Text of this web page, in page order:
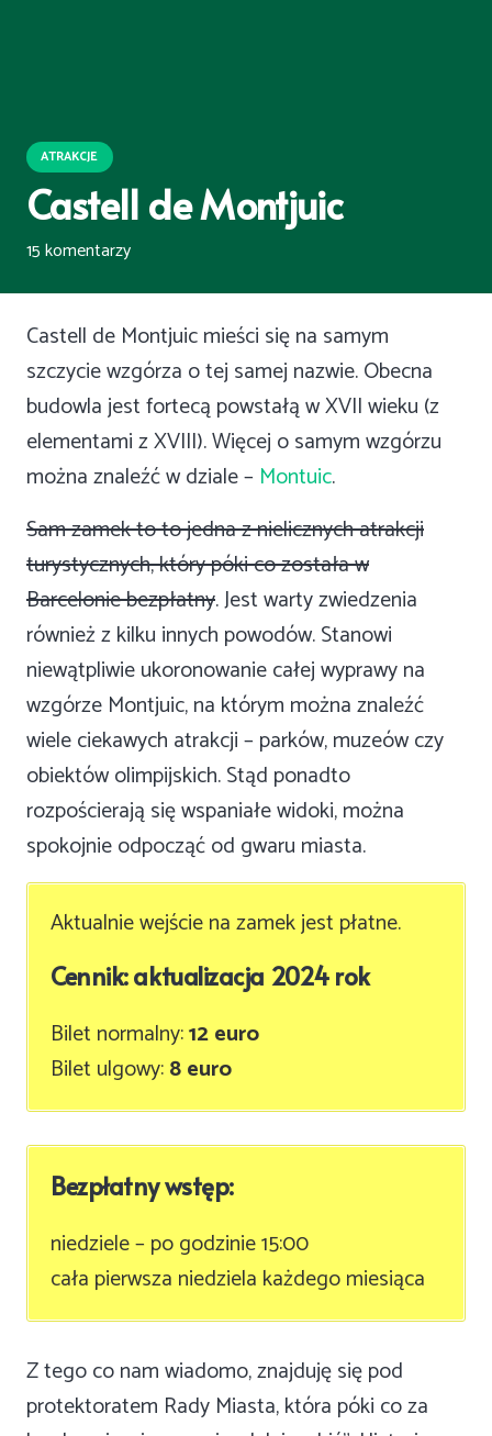
ATRAKCJE
Castell de Montjuic
15komentarzy
Castell de Montjuic mieści się na samym
szczycie wzgórza o tej samej nazwie. Obecna
budowla jest fortecą powstałą w XVII wieku (z
elementami z XVIII). Więcej o samym wzgórzu
można znaleźć w dziale – Montuic.
Sam zamek to to jedna z nielicznych atrakcji
turystycznych, który póki co została w
Barcelonie bezpłatny. Jest warty zwiedzenia
również z kilku innych powodów. Stanowi
niewątpliwie ukoronowanie całej wyprawy na
wzgórze Montjuic, na którym można znaleźć
wiele ciekawych atrakcji – parków, muzeów czy
obiektów olimpijskich. Stąd ponadto
rozpościerają się wspaniałe widoki, można
spokojnie odpocząć od gwaru miasta.
Aktualnie wejście na zamek jest płatne.
Cennik: aktualizacja 2024 rok
Bilet normalny:12 euro
Bilet ulgowy:8 euro
Bezpłatny wstęp:
niedziele – po godzinie 15:00
cała pierwsza niedziela każdego miesiąca
Z tego co nam wiadomo, znajduję się pod
protektoratem Rady Miasta, która póki co za